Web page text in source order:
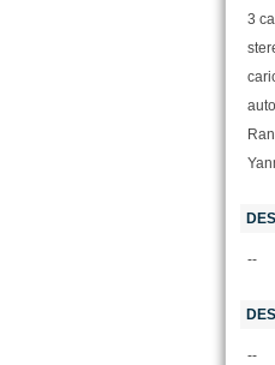
3
--
--